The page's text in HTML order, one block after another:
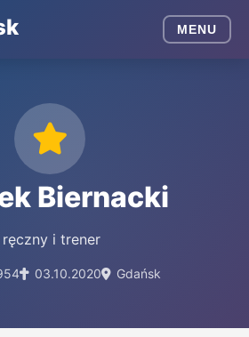
MENU
Biernacki
ręczny i trener
03.10.2020 Gdańsk